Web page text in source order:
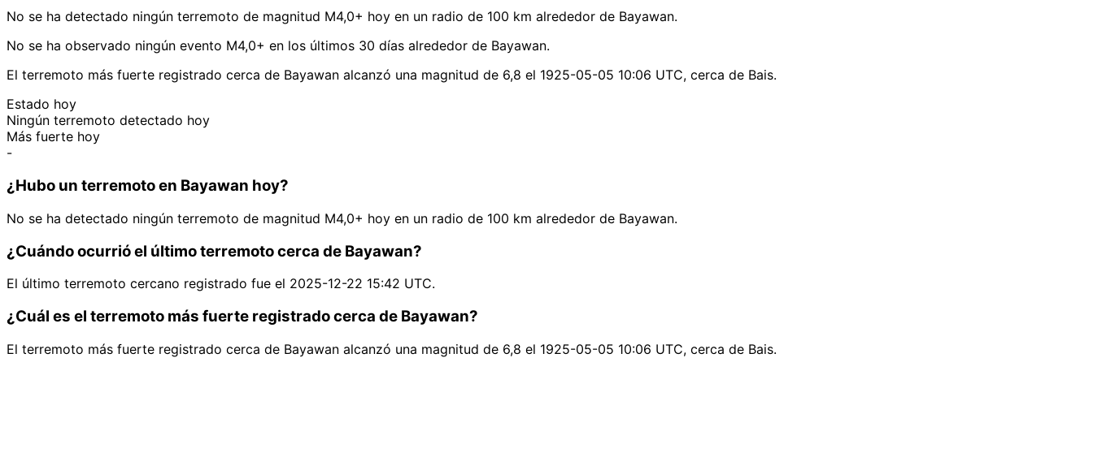
No se ha detectado ningún terremoto de magnitud M4,0+ hoy en un radio de 100 km alrededor de Bayawan.
No se ha observado ningún evento M4,0+ en los últimos 30 días alrededor de Bayawan.
El terremoto más fuerte registrado cerca de Bayawan alcanzó una magnitud de 6,8 el 1925-05-05 10:06 UTC, cerca de Bais.
Estado hoy
Ningún terremoto detectado hoy
Más fuerte hoy
-
¿Hubo un terremoto en Bayawan hoy?
No se ha detectado ningún terremoto de magnitud M4,0+ hoy en un radio de 100 km alrededor de Bayawan.
¿Cuándo ocurrió el último terremoto cerca de Bayawan?
El último terremoto cercano registrado fue el 2025-12-22 15:42 UTC.
¿Cuál es el terremoto más fuerte registrado cerca de Bayawan?
El terremoto más fuerte registrado cerca de Bayawan alcanzó una magnitud de 6,8 el 1925-05-05 10:06 UTC, cerca de Bais.